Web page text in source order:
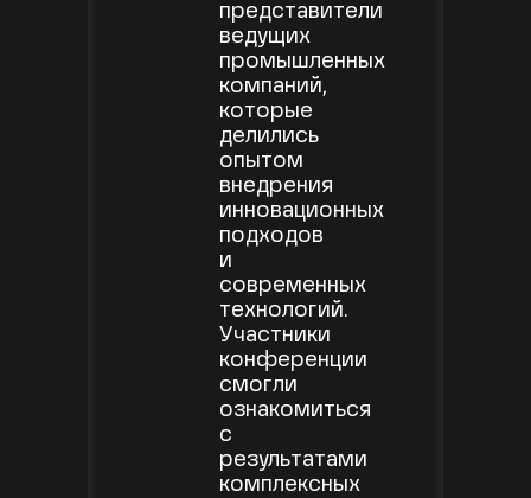
представители
ведущих
промышленных
компаний,
которые
делились
опытом
внедрения
инновационных
подходов
и
современных
технологий.
Участники
конференции
смогли
ознакомиться
с
результатами
комплексных